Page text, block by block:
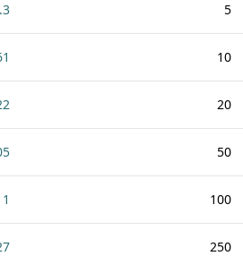
5
10
20
50
100
250